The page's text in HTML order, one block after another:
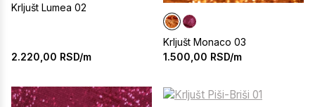
Krljušt Lumea 02
2.220,00 RSD/m
Krljušt Monaco 03
1.500,00 RSD/m